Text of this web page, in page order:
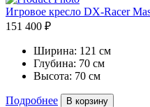
Игровое кресло DX-Racer
151 400 ₽
Ширина: 121 см
Глубина: 70 см
Высота: 70 см
Подробнее В корзину